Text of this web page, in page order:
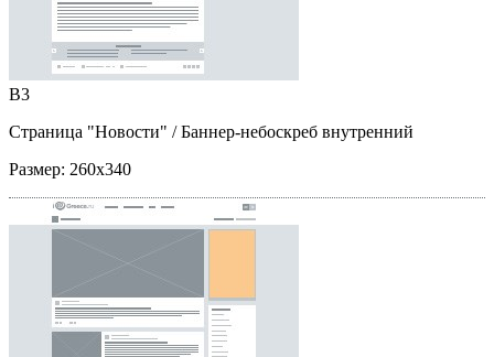
B3
Страница "Новости" / Баннер-небоскреб внутренний
Размер: 260x340